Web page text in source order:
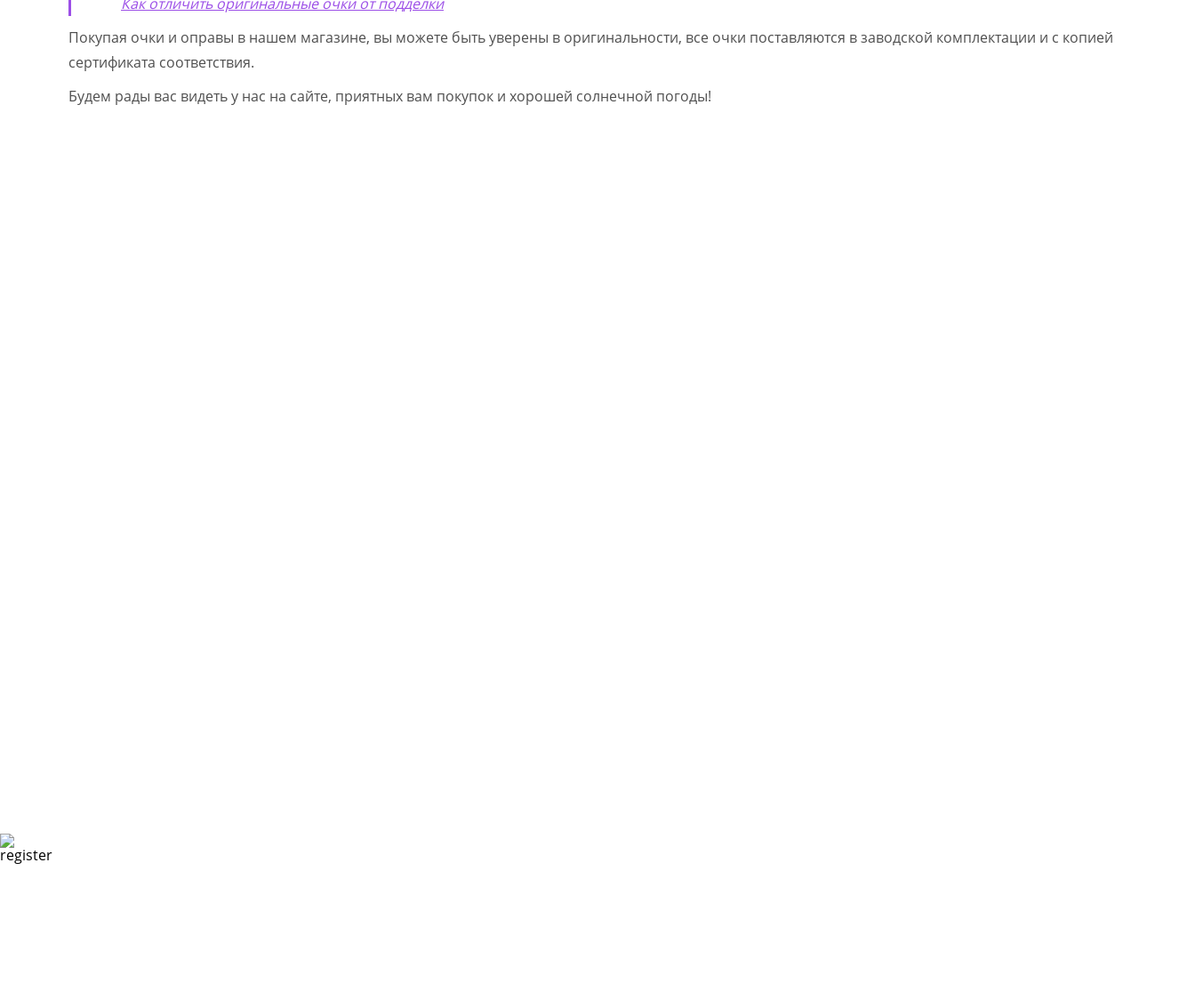
Покупая очки и оправы в нашем магазине, вы можете быть уверены в оригинальности, все очки поставляются в заводской комплектации и с копией
сертификата соответствия.
Будем рады вас видеть у нас на сайте, приятных вам покупок и хорошей солнечной погоды!